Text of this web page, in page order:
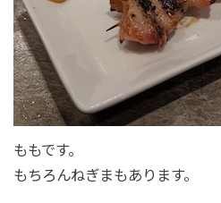
ももです。
もちろんねぎまもあります。